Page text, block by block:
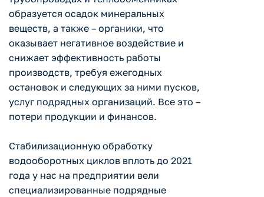
образуется осадок минеральных
веществ, а также – органики, что
оказывает негативное воздействие и
снижает эффективность работы
производств, требуя ежегодных
остановок и следующих за ними пусков,
услуг подрядных организаций. Все это –
потери продукции и финансов.
Стабилизационную обработку
водооборотных циклов вплоть до 2021
года у нас на предприятии вели
специализированные подрядные